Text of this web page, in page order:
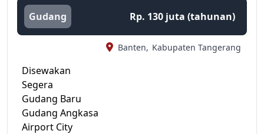
Gudang Rp. 130 juta (tahunan)
Banten, Kabupaten Tangerang
Disewakan
Segera
Gudang Baru
Gudang Angkasa
Airport City